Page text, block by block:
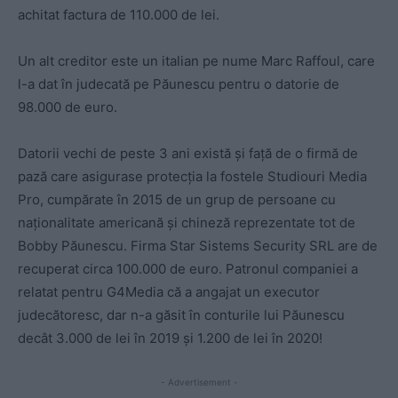
achitat factura de 110.000 de lei.
Un alt creditor este un italian pe nume Marc Raffoul, care
l-a dat în judecată pe Păunescu pentru o datorie de
98.000 de euro.
Datorii vechi de peste 3 ani există și față de o firmă de
pază care asigurase protecția la fostele Studiouri Media
Pro, cumpărate în 2015 de un grup de persoane cu
naționalitate americană și chineză reprezentate tot de
Bobby Păunescu. Firma Star Sistems Security SRL are de
recuperat circa 100.000 de euro. Patronul companiei a
relatat pentru G4Media că a angajat un executor
judecătoresc, dar n-a găsit în conturile lui Păunescu
decât 3.000 de lei în 2019 și 1.200 de lei în 2020!
- Advertisement -